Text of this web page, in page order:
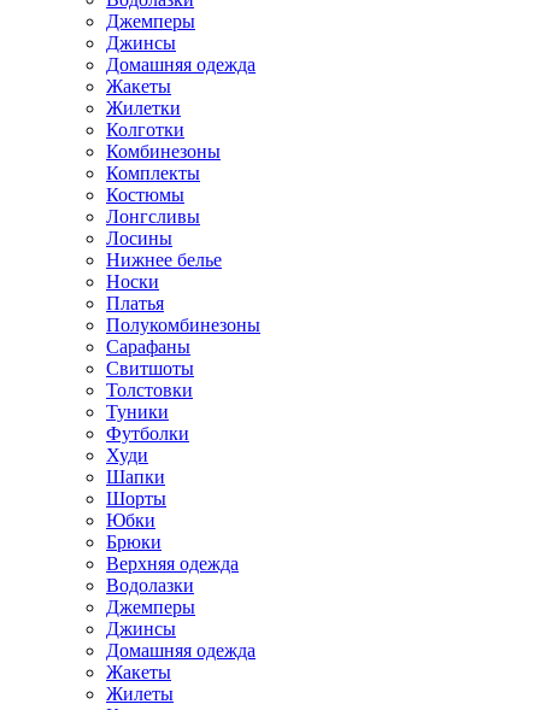
Джемперы
Джинсы
Домашняя одежда
Жакеты
Жилетки
Колготки
Комбинезоны
Комплекты
Костюмы
Лонгсливы
Лосины
Нижнее белье
Носки
Платья
Полукомбинезоны
Сарафаны
Свитшоты
Толстовки
Туники
Футболки
Худи
Шапки
Шорты
Юбки
Брюки
Верхняя одежда
Водолазки
Джемперы
Джинсы
Домашняя одежда
Жакеты
Жилеты